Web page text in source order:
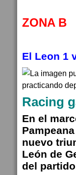
ZONA B
El Leon 1
Racing
En el
nuevo
León de
del